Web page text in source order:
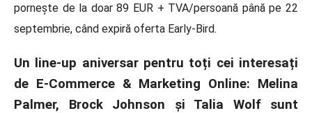
pornește de la doar 89 EUR + TVA/persoană până pe 22
septembrie, când expiră oferta Early-Bird.
Un line-up aniversar pentru toți cei interesați
de E-Commerce & Marketing Online: Melina
Palmer, Brock Johnson și Talia Wolf sunt